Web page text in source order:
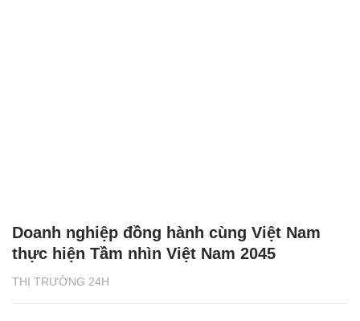
THỊ TRƯỜNG 24H
Doanh nghiệp đồng hành cùng Việt Nam
thực hiện Tầm nhìn Việt Nam 2045